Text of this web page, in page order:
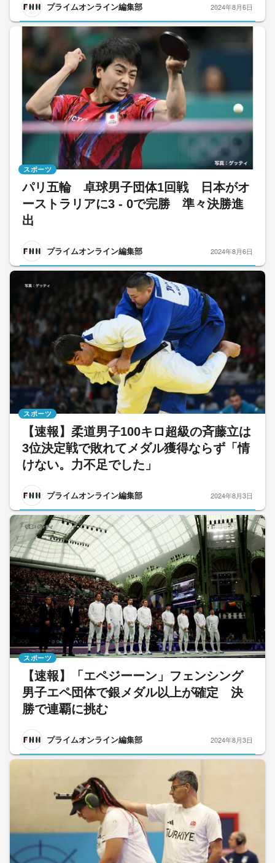
プライムオンライン編集部 2024年8月6日
パリ五輪 卓球男子団体1回戦 日本がオ
ーストラリアに3 - 0で完勝 準々決勝進
出
プライムオンライン編集部
スポーツ
2024年8月6日
【速報】柔道男子100キロ超級の斉藤立は
3位決定戦で敗れてメダル獲得ならず「情
けない。力不足でした」
プライムオンライン編集部
スポーツ
2024年8月3日
【速報】「エペジーーン」フェンシング
男子エペ団体で銀メダル以上が確定 決
勝で連覇に挑む
プライムオンライン編集部
スポーツ
2024年8月3日